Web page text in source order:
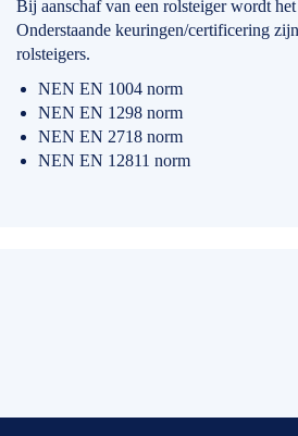
Bij aanschaf van een rolsteiger wordt
Onderstaande keuringen/certificering
rolsteigers.
NEN EN 1004 norm
NEN EN 1298 norm
NEN EN 2718 norm
NEN EN 12811 norm